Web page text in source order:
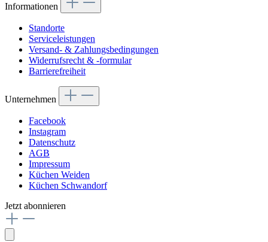
Informationen
Standorte
Serviceleistungen
Versand- & Zahlungsbedingungen
Widerrufsrecht & -formular
Barrierefreiheit
Unternehmen
Facebook
Instagram
Datenschutz
AGB
Impressum
Küchen Weiden
Küchen Schwandorf
Jetzt abonnieren